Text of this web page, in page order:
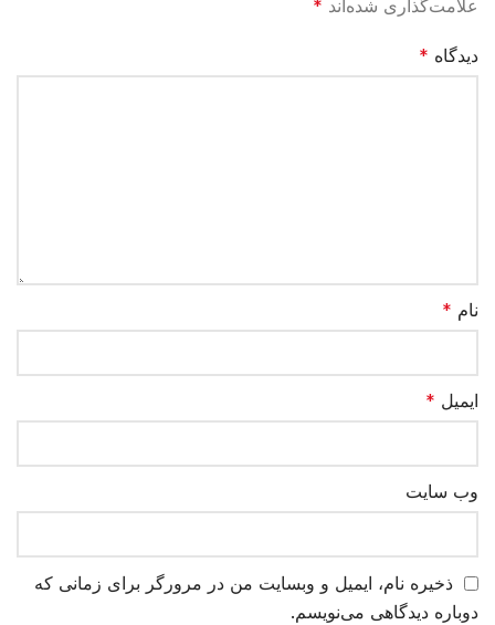
علامت‌گذاری شده‌اند *
دیدگاه *
نام *
ایمیل *
وب‌ سایت
ذخیره نام، ایمیل و وبسایت من در مرورگر برای زمانی که
دوباره دیدگاهی می‌نویسم.